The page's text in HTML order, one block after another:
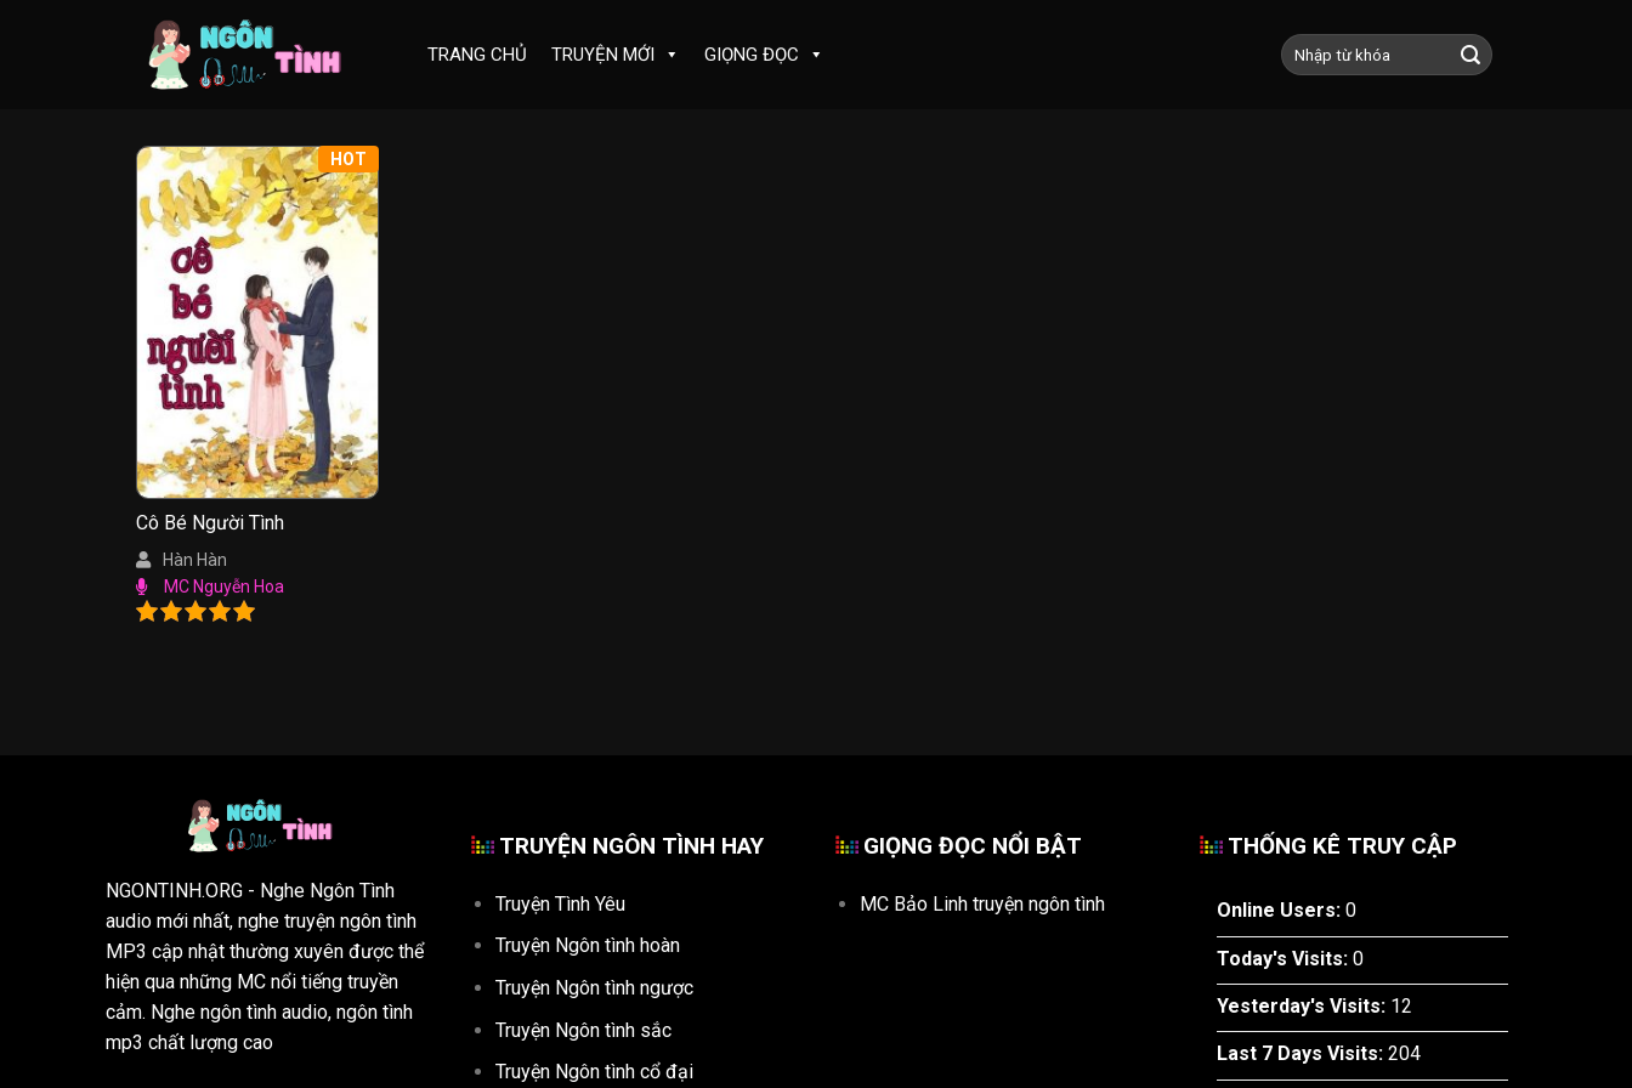
TRANG CHỦ TRUYỆN MỚI GIỌNG ĐỌC
Cô Bé Người Tình
Hàn Hàn
MC Nguyễn Hoa
HOT
NGONTINH.ORG - Nghe Ngôn Tình
audio mới nhất, nghe truyện ngôn tình
MP3 cập nhật thường xuyên được thể
hiện qua những MC nổi tiếng truyền
cảm. Nghe ngôn tình audio, ngôn tình
mp3 chất lượng cao
TRUYỆN NGÔN TÌNH HAY
Truyện Tình Yêu
Truyện Ngôn tình hoàn
Truyện Ngôn tình ngược
Truyện Ngôn tình sắc
Truyện Ngôn tình cổ đại
GIỌNG ĐỌC NỔI BẬT
MC Bảo Linh truyện ngôn tình
THỐNG KÊ TRUY CẬP
Online Users: 0
Today's Visits: 0
Yesterday's Visits: 12
Last 7 Days Visits: 204